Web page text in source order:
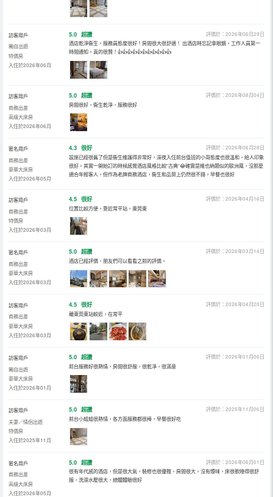
訪客用戶
獨自出遊
特價房
入住於2026年06月
5.0 超讚
評價於：2026年06月29日
酒店乾淨衞生，服務員態度很好！房間很大很舒適！ 出酒店時忘記拿眼鏡，工作人員第一
時間通知。真的很贊！👍👍👍👍👍👍👍👍👍👍👍
訪客用戶
商務出差
高級大床房
入住於2026年06月
5.0 超讚
評價於：2026年08月04日
房間很好，衞生乾淨，服務很好
匿名用戶
商務出差
豪華大床房
入住於2026年05月
4.3 很好
評價於：2026年06月28日
設施已經很舊了但是衞生維護得非常好，深夜入住前台值班的小哥態度也很溫和，給人印象
很好。其實一開始訂的時候感覺酒店風格比較“古典”😂確實是維也納類似的歐洲風，沒那麼
適合年輕客人，但作為老牌商務酒店，衞生和品質上仍然很不錯，早餐也很好
訪客用戶
商務出差
特價房
入住於2026年03月
4.5 很好
評價於：2026年04月16日
位置比較方便，靠近常平站，東莞東
匿名用戶
商務出差
豪華大床房
入住於2026年03月
5.0 超讚
評價於：2026年03月14日
酒店已經評價，朋友們可以看看之前的評價。
訪客用戶
商務出差
豪華大床房
入住於2026年03月
4.5 很好
評價於：2026年04月20日
離東莞東站較近，在常平
訪客用戶
獨自出遊
豪華大床房
入住於2026年01月
5.0 超讚
評價於：2026年01月06日
前台服務好很熱情，房間很舒服，很乾凈，很滿意
訪客用戶
夫妻／情侶出遊
特價房
入住於2025年11月
5.0 超讚
評價於：2025年11月06日
前台小姐姐很熱情，各方面服務都很棒，早餐很好吃
匿名用戶
商務出差
高級大床房
入住於2026年05月
5.0 超讚
評價於：2026年06月01日
很有年代感的酒店，但是很大氣，裝修也很優雅，房間很大，沒有煙味，床很軟睡得很舒
服，洗澡水壓很大，總體體驗很好